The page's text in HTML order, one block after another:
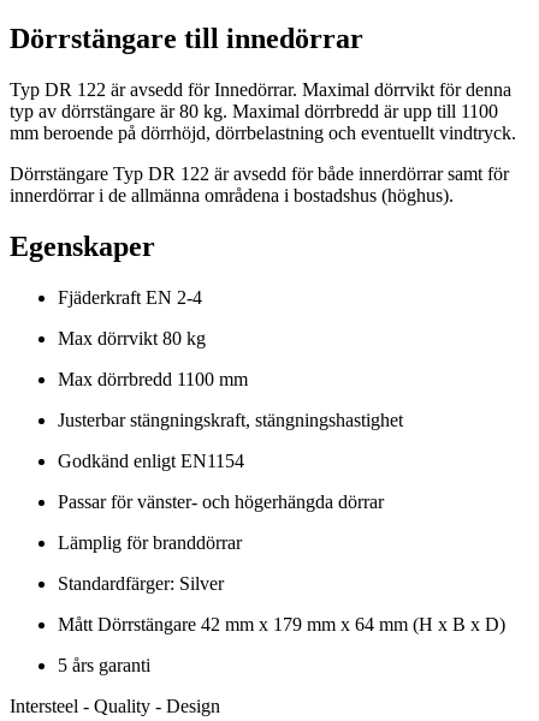
Dörrstängare till innedörrar
Typ DR 122 är avsedd för Innedörrar. Maximal dörrvikt för denna
typ av dörrstängare är 80 kg. Maximal dörrbredd är upp till 1100
mm beroende på dörrhöjd, dörrbelastning och eventuellt vindtryck.
Dörrstängare Typ DR 122 är avsedd för både innerdörrar samt för
innerdörrar i de allmänna områdena i bostadshus (höghus).
Egenskaper
Fjäderkraft EN 2-4
Max dörrvikt 80 kg
Max dörrbredd 1100 mm
Justerbar stängningskraft, stängningshastighet
Godkänd enligt EN1154
Passar för vänster- och högerhängda dörrar
Lämplig för branddörrar
Standardfärger: Silver
Mått Dörrstängare 42 mm x 179 mm x 64 mm (H x B x D)
5 års garanti
Intersteel - Quality - Design